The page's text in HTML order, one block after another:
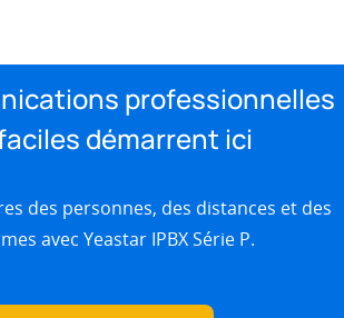
professionnelles
démarrent ici
des personnes, des distances et des
avec Yeastar IPBX Série P.